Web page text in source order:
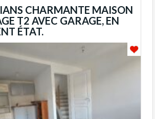
CHARMANTE MAISON
T2 AVEC GARAGE, EN
ÉTAT.